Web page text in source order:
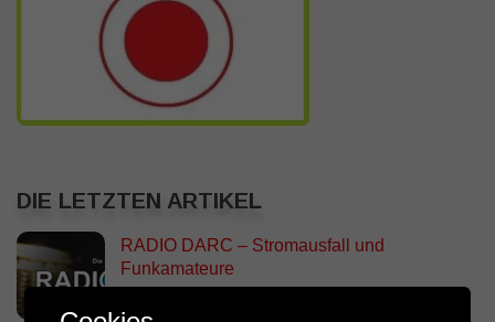
DIE LETZTEN ARTIKEL
RADIO DARC – Stromausfall und
Funkamateure